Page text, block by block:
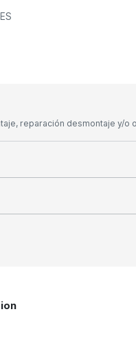
reparación desmontaje y/o